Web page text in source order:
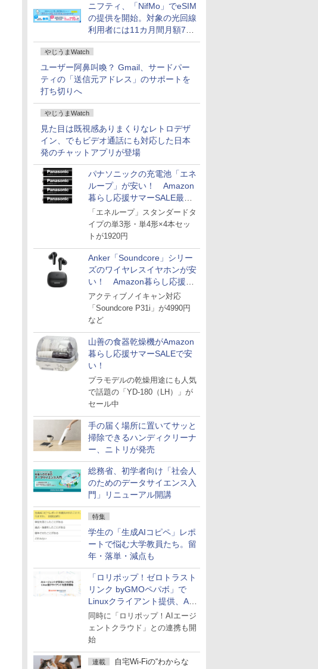
ニフティ、「NifMo」でeSIM
の提供を開始。対象の光回線
利用者には11カ月間月額770
円割引のキャンペーン
やじうまWatch
ユーザー阿鼻叫喚？ Gmail、サードパー
ティの「送信元アドレス」のサポートを
打ち切りへ
やじうまWatch
見た目は既視感ありまくりなレトロデザ
イン、でもビデオ通話にも対応した日本
発のチャットアプリが登場
パナソニックの充電池「エネ
ループ」が安い！ Amazon
暮らし応援サマーSALE最終
日
「エネループ」スタンダードタ
イプの単3形・単4形×4本セッ
トが1920円
Anker「Soundcore」シリー
ズのワイヤレスイヤホンが安
い！ Amazon暮らし応援サ
マーSALE
アクティブノイキャン対応
「Soundcore P31i」が4990円
など
山善の食器乾燥機がAmazon
暮らし応援サマーSALEで安
い！
プラモデルの乾燥用途にも人気
で話題の「YD-180（LH）」が
セール中
手の届く場所に置いてサッと
掃除できるハンディクリーナ
ー、ニトリが発売
総務省、初学者向け「社会人
のためのデータサイエンス入
門」リニューアル開講
特集
学生の「生成AIコピペ」レポ
ートで悩む大学教員たち。留
年・落単・減点も
「ロリポップ！ゼロトラスト
リンク byGMOペパボ」で
Linuxクライアント提供、AI
エージェントの接続が容易に
同時に「ロリポップ！AIエージ
ェントクラウド」との連携も開
始
連載
自宅Wi-Fiの“わからな